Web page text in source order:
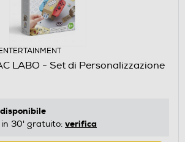
LABO - Set di Personalizzazione
disponibile
in 30' gratuito: verifica